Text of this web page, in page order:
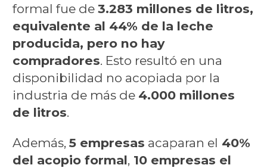
formal fue de 3.283 millones de litros,
equivalente al 44% de la leche
producida, pero no hay
compradores. Esto resultó en una
disponibilidad no acopiada por la
industria de más de 4.000 millones
de litros.
Además, 5 empresas acaparan el 40%
del acopio formal, 10 empresas el